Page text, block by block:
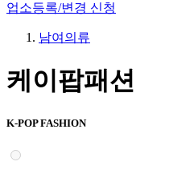
업소등록/변경 신청
남여의류
케이팝패션
K-POP FASHION